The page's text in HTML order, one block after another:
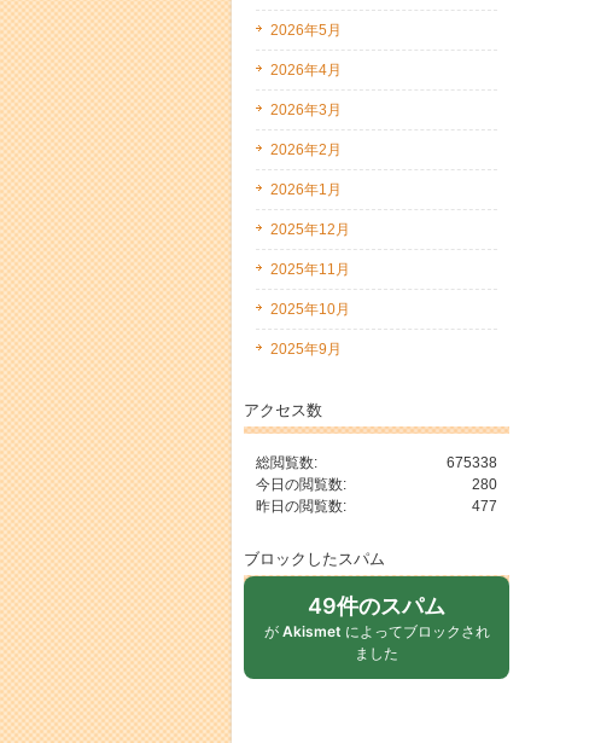
2026年5月
2026年4月
2026年3月
2026年2月
2026年1月
2025年12月
2025年11月
2025年10月
2025年9月
アクセス数
675338
総閲覧数:
280
今日の閲覧数:
477
昨日の閲覧数:
ブロックしたスパム
49件のスパム
が Akismet によってブロックされ
ました